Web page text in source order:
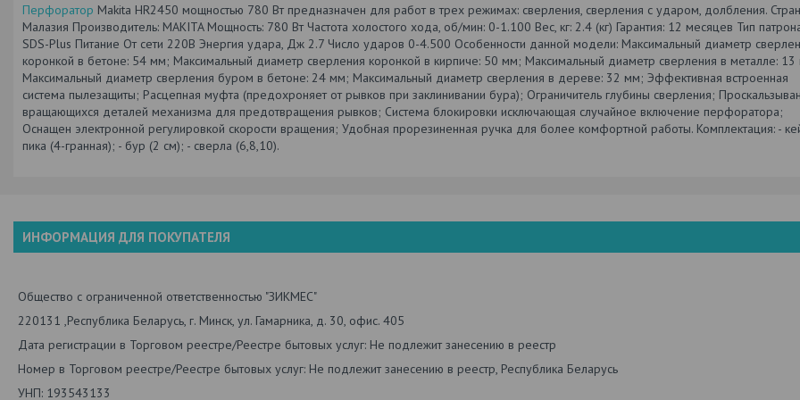
Перфоратор Makita HR2450 мощностью 780 Вт предназначен для работ в трех режимах: сверления, сверления с ударом, долбления.
Малазия Производитель: MAKITA Мощность: 780 Вт Частота холостого хода, об/мин: 0-1.100 Вес, кг: 2.4 (кг) Гарантия: 12 месяцев Тип
SDS-Plus Питание От сети 220В Энергия удара, Дж 2.7 Число ударов 0-4.500 Особенности данной модели: Максимальный диаметр
коронкой в бетоне: 54 мм; Максимальный диаметр сверления коронкой в кирпиче: 50 мм; Максимальный диаметр сверления в металле:
Максимальный диаметр сверления буром в бетоне: 24 мм; Максимальный диаметр сверления в дереве: 32 мм; Эффективная встроенная
система пылезащиты; Расцепная муфта (предохроняет от рывков при заклинивании бура); Ограничитель глубины сверления;
вращающихся деталей механизма для предотвращения рывков; Система блокировки исключающая случайное включение перфоратора;
Оснащен электронной регулировкой скорости вращения; Удобная прорезиненная ручка для более комфортной работы. Комплектация: -
пика (4-гранная); - бур (2 см); - сверла (6,8,10).
ИНФОРМАЦИЯ ДЛЯ ПОКУПАТЕЛЯ
Общество с ограниченной ответственностью "ЗИКМЕС"
220131 ,Республика Беларусь, г. Минск, ул. Гамарника, д. 30, офис. 405
Дата регистрации в Торговом реестре/Реестре бытовых услуг: Не подлежит занесению в реестр
Номер в Торговом реестре/Реестре бытовых услуг: Не подлежит занесению в реестр, Республика Беларусь
УНП: 193543133